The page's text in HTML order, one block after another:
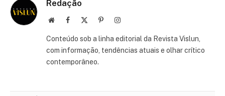
Redação
Site Facebook PinterestInstagram
Conteúdo sob a linha editorial da Revista Vislun,
com informação, tendências atuais e olhar crítico
contemporâneo.